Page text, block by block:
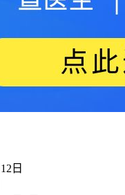
日